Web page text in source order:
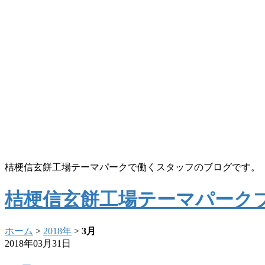
桔梗信玄餅工場テーマパークで働くスタッフのブログです。
桔梗信玄餅工場テーマパーク
ホーム > 2018年 > 3月
2018年03月31日